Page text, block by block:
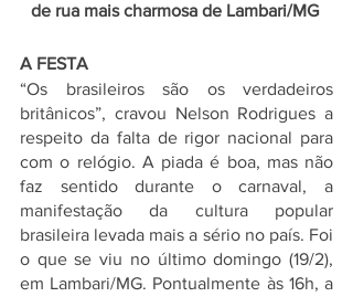
de rua mais charmosa de Lambari/MG
A FESTA
“Os brasileiros são os verdadeiros
britânicos”, cravou Nelson Rodrigues a
respeito da falta de rigor nacional para
com o relógio. A piada é boa, mas não
faz sentido durante o carnaval, a
manifestação da cultura popular
brasileira levada mais a sério no país. Foi
o que se viu no último domingo (19/2),
em Lambari/MG. Pontualmente às 16h, a